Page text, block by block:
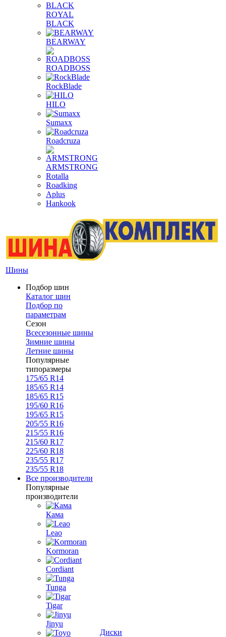
ROYAL
BLACK
BEARWAY
ROADBOSS
RockBlade
HILO
Sumaxx
Roadcruza
ARMSTRONG
Rotalla
Roadking
Aplus
Hankook
Шины
Подбор шин
Каталог шин
Подбор по
параметрам
Сезон
Всесезонные шины
Зимние шины
Летние шины
Популярные
типоразмеры
175/65 R14
185/65 R14
185/65 R15
195/60 R16
195/65 R15
205/55 R16
215/55 R16
215/60 R17
225/60 R18
235/55 R17
235/55 R18
Все производители
Популярные
производители
Кама
Leao
Kormoran
Cordiant
Tunga
Tigar
Jinyu
Диски